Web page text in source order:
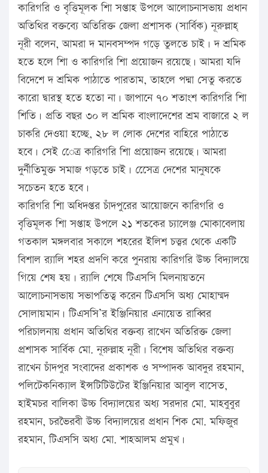
কারিগরি ও বৃত্তিমূলক শিা সপ্তাহ উপলে আলোচনাসভায় প্রধান
অতিথির বক্তব্যে অতিরিক্ত জেলা প্রশাসক (সার্বিক) নূরুল্লাহ্
নূরী বলেন, আমরা দ মানবসম্পদ গড়ে তুলতে চাই। দ শ্রমিক
হতে হলে শিা ও কারিগরি শিা প্রয়োজন রয়েছে। আমরা যদি
বিদেশে দ শ্রমিক পাঠাতে পারতাম, তাহলে পদ্মা সেতু করতে
কারো দ্বারস্থ হতে হতো না। জাপানে ৭০ শতাংশ কারিগরি শিা
শিতি। প্রতি বছর ৩০ ল শ্রমিক বাংলাদেশের শ্রম বাজারে ২ ল
চাকরি দেওয়া হচ্ছে, ২৮ ল লোক দেশের বাহিরে পাঠাতে
হবে। সেই েেত্র কারিগরি শিা প্রয়োজন রয়েছে। আমরা
দুর্নীতিমুক্ত সমাজ গড়তে চাই। সেেেত্র দেশের মানুষকে
সচেতন হতে হবে।
কারিগরি শিা অধিদপ্তর চাঁদপুরের আয়োজনে কারিগরি ও
বৃত্তিমূলক শিা সপ্তাহ উপলে ২১ শতকের চ্যালেঞ্জ মোকাবেলায়
গতকাল মঙ্গলবার সকালে শহরের ইলিশ চত্ত্বর থেকে একটি
বিশাল র‌্যালি শহর প্রদণি করে পুনরায় কারিগরি উচ্চ বিদ্যালয়ে
গিয়ে শেষ হয়। র‌্যালি শেষে টিএসসি মিলনায়তনে
আলোচনাসভায় সভাপতিত্ব করেন টিএসসি অধ্য মোহাম্মদ
সোলায়মান। টিএসসি’র ইঞ্জিনিয়ার এনায়েত রাব্বির
পরিচালনায় প্রধান অতিথির বক্তব্য রাখেন অতিরিক্ত জেলা
প্রশাসক সার্বিক মো. নূরুল্লাহ নূরী। বিশেষ অতিথির বক্তব্য
রাখেন চাঁদপুর সংবাদের প্রকাশক ও সম্পাদক আবদুর রহমান,
পলিটেকনিক্যাল ইন্সটিটিউটের ইঞ্জিনিয়ার আবুল বাসেত,
হাইমচর বালিকা উচ্চ বিদ্যালয়ের অধ্য সরদার মো. মাহবুবুর
রহমান, চরভৈরবী উচ্চ বিদ্যালয়ের প্রধান শিক মো. মফিজুর
রহমান, টিএসসি অধ্য মো. শাহআলম প্রমুখ।